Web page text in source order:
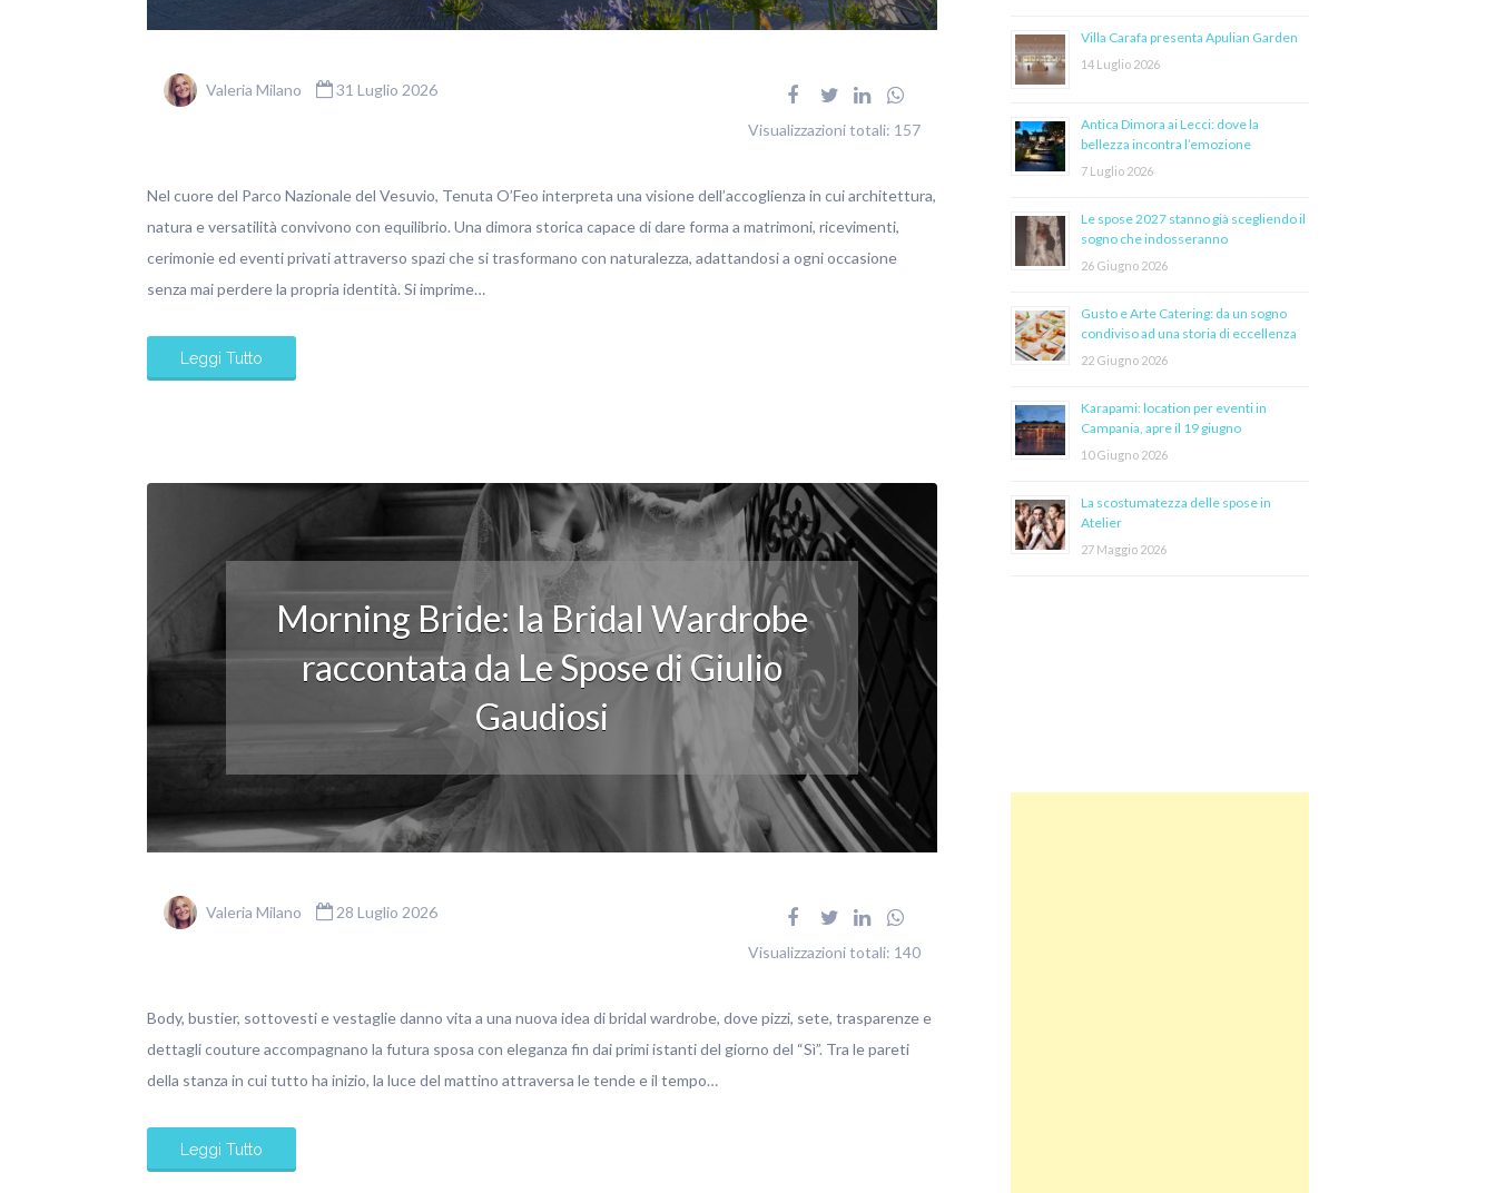
Valeria Milano 31 Luglio 2026
Visualizzazioni totali: 157
Nel cuore del Parco Nazionale del Vesuvio, Tenuta O’Feo interpreta una visione dell’accoglienza in cui architettura,
natura e versatilità convivono con equilibrio. Una dimora storica capace di dare forma a matrimoni, ricevimenti,
cerimonie ed eventi privati attraverso spazi che si trasformano con naturalezza, adattandosi a ogni occasione
senza mai perdere la propria identità. Si imprime…
Leggi Tutto
Morning Bride: la Bridal Wardrobe
raccontata da Le Spose di Giulio
Gaudiosi
Valeria Milano 28 Luglio 2026
Visualizzazioni totali: 140
Body, bustier, sottovesti e vestaglie danno vita a una nuova idea di bridal wardrobe, dove pizzi, sete, trasparenze e
dettagli couture accompagnano la futura sposa con eleganza fin dai primi istanti del giorno del “Sì”. Tra le pareti
della stanza in cui tutto ha inizio, la luce del mattino attraversa le tende e il tempo…
Leggi Tutto
Villa Carafa presenta Apulian Garden
14 Luglio 2026
Antica Dimora ai Lecci: dove la
bellezza incontra l’emozione
7 Luglio 2026
Le spose 2027 stanno già scegliendo il
sogno che indosseranno
26 Giugno 2026
Gusto e Arte Catering: da un sogno
condiviso ad una storia di eccellenza
22 Giugno 2026
Karapami: location per eventi in
Campania, apre il 19 giugno
10 Giugno 2026
La scostumatezza delle spose in
Atelier
27 Maggio 2026